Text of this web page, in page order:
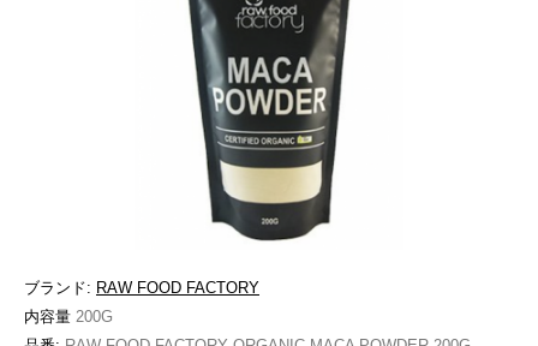
ブランド: RAW FOOD FACTORY
内容量 200G